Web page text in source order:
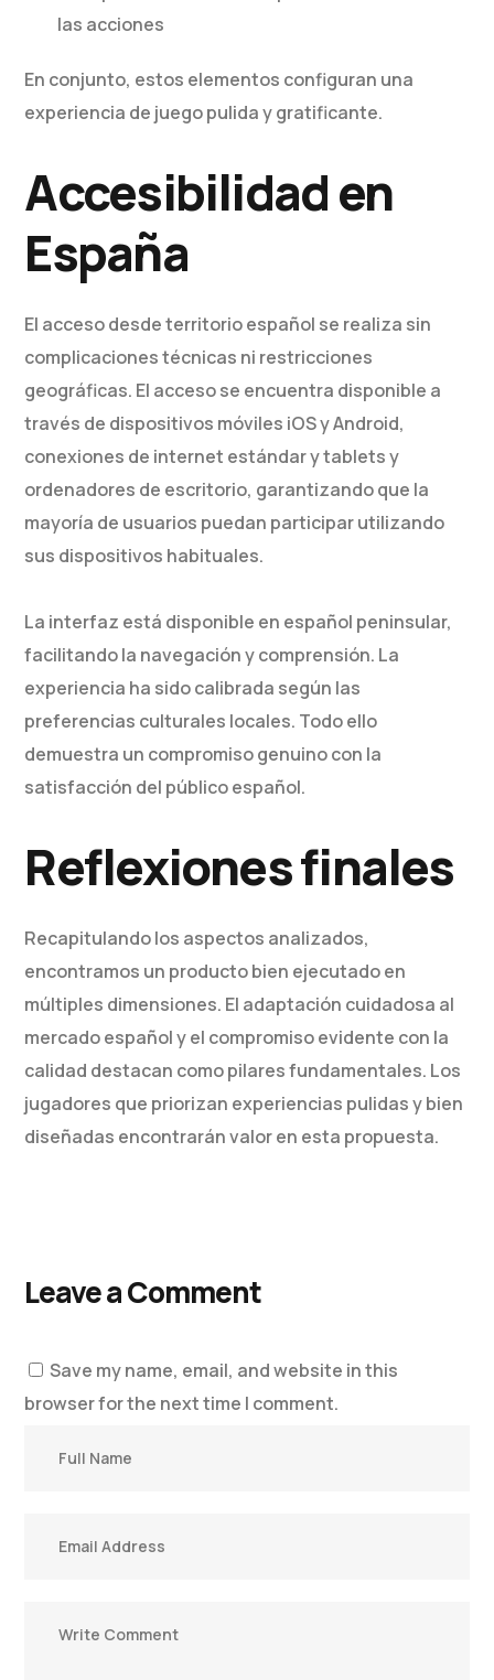
las acciones
En conjunto, estos elementos configuran una
experiencia de juego pulida y gratificante.
Accesibilidad en
España
El acceso desde territorio español se realiza sin
complicaciones técnicas ni restricciones
geográficas. El acceso se encuentra disponible a
través de dispositivos móviles iOS y Android,
conexiones de internet estándar y tablets y
ordenadores de escritorio, garantizando que la
mayoría de usuarios puedan participar utilizando
sus dispositivos habituales.
La interfaz está disponible en español peninsular,
facilitando la navegación y comprensión. La
experiencia ha sido calibrada según las
preferencias culturales locales. Todo ello
demuestra un compromiso genuino con la
satisfacción del público español.
Reflexiones finales
Recapitulando los aspectos analizados,
encontramos un producto bien ejecutado en
múltiples dimensiones. El adaptación cuidadosa al
mercado español y el compromiso evidente con la
calidad destacan como pilares fundamentales. Los
jugadores que priorizan experiencias pulidas y bien
diseñadas encontrarán valor en esta propuesta.
Leave a Comment
Save my name, email, and website in this
browser for the next time I comment.